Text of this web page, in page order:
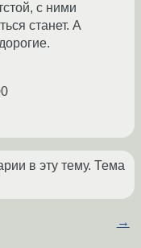
с ними
станет. А
в эту тему. Тема
→